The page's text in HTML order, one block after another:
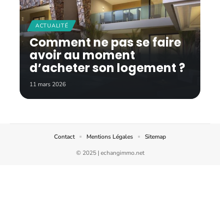
ACTUALITÉ
Comment ne pas se faire
avoir au moment
d’acheter son logement ?
11 mars 2026
© 2025 | echangimmo.net
Contact Mentions Légales Sitemap